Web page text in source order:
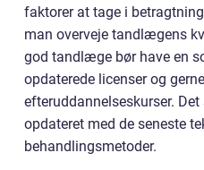
faktorer at tage i
man overveje tandlægens
god tandlæge bør have en
opdaterede licenser og
efteruddannelseskurser.
opdateret med de seneste
behandlingsmetoder.